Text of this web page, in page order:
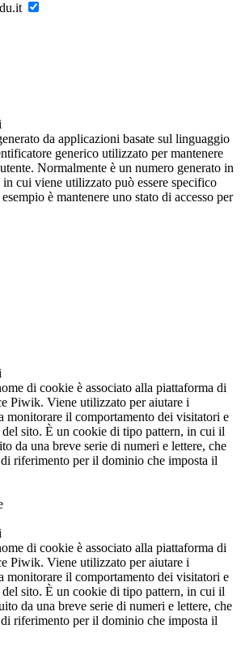
da applicazioni basate sul linguaggio
generico utilizzato per mantenere
Normalmente è un numero generato in
cui viene utilizzato può essere specifico
è mantenere uno stato di accesso per
di cookie è associato alla piattaforma di
Piwik. Viene utilizzato per aiutare i
monitorare il comportamento dei visitatori e
del sito. È un cookie di tipo pattern, in cui il
da una breve serie di numeri e lettere, che
riferimento per il dominio che imposta il
di cookie è associato alla piattaforma di
Piwik. Viene utilizzato per aiutare i
monitorare il comportamento dei visitatori e
del sito. È un cookie di tipo pattern, in cui il
da una breve serie di numeri e lettere, che
riferimento per il dominio che imposta il